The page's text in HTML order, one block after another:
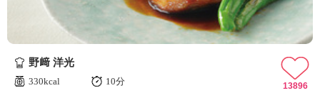
野﨑 洋光
330kcal
10分
13896